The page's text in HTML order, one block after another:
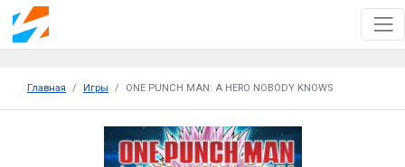
Главная Игры ONE PUNCH MAN: A HERO NOBODY KNOWS